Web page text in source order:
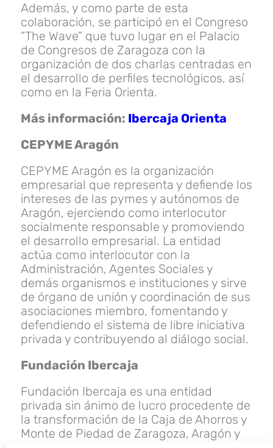
Además, y como parte de esta
colaboración, se participó en el Congreso
“The Wave” que tuvo lugar en el Palacio
de Congresos de Zaragoza con la
organización de dos charlas centradas en
el desarrollo de perfiles tecnológicos, así
como en la Feria Orienta.
Más información: Ibercaja Orienta
CEPYME Aragón
CEPYME Aragón es la organización
empresarial que representa y defiende los
intereses de las pymes y autónomos de
Aragón, ejerciendo como interlocutor
socialmente responsable y promoviendo
el desarrollo empresarial. La entidad
actúa como interlocutor con la
Administración, Agentes Sociales y
demás organismos e instituciones y sirve
de órgano de unión y coordinación de sus
asociaciones miembro, fomentando y
defendiendo el sistema de libre iniciativa
privada y contribuyendo al diálogo social.
Fundación Ibercaja
Fundación Ibercaja es una entidad
privada sin ánimo de lucro procedente de
la transformación de la Caja de Ahorros y
Monte de Piedad de Zaragoza, Aragón y